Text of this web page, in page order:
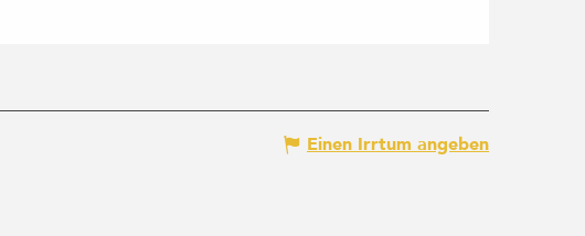
Einen Irrtum angeben